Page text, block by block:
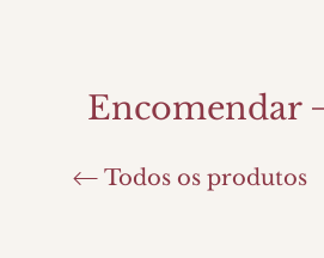
Encomendar
Todos os produtos